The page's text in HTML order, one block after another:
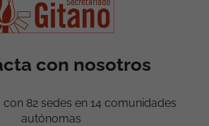
con nosotros
con 82 sedes en 14 comunidades
autónomas